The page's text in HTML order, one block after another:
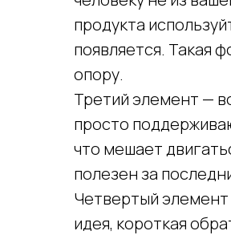
продукта
появляется. Такая
опору.
Третий элемент —
просто
что мешает
полезен за
Четвертый
идея, короткая